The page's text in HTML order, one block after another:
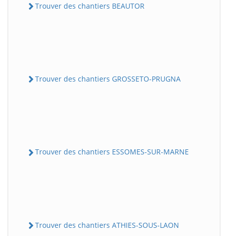
Trouver des chantiers BEAUTOR
Trouver des chantiers GROSSETO-PRUGNA
Trouver des chantiers ESSOMES-SUR-MARNE
Trouver des chantiers ATHIES-SOUS-LAON